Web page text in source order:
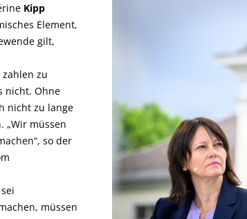
Kipp
Element,
gilt,
zu
nicht. Ohne
nicht zu lange
„Wir müssen
so der
müssen